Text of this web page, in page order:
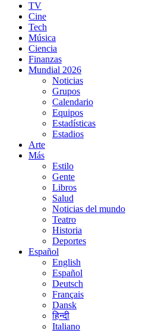
TV
Cine
Tech
Música
Ciencia
Finanzas
Mundial 2026
Noticias
Grupos
Calendario
Equipos
Estadísticas
Estadios
Arte
Más
Estilo
Gente
Libros
Salud
Noticias del mundo
Teatro
Historia
Deportes
Español
English
Español
Deutsch
Français
Dansk
हिन्दी
Italiano